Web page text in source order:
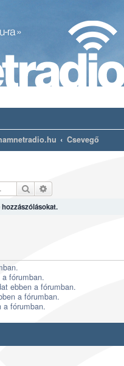
Csevegő
Keresés
fórumban.
ebben a fórumban.
a fórumban.
a fórumban.